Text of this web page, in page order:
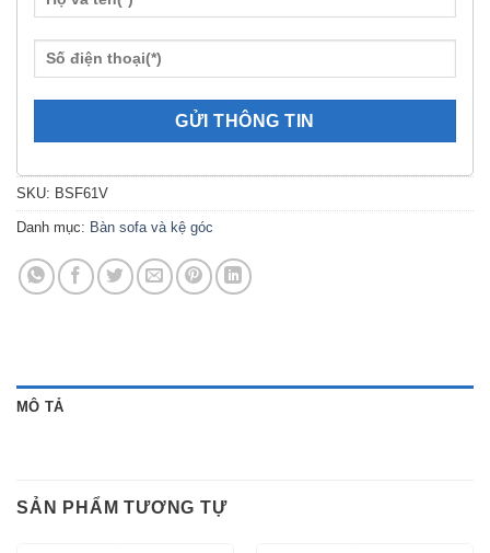
SKU: BSF61V
Danh mục: Bàn sofa và kệ góc
MÔ TẢ
SẢN PHẨM TƯƠNG TỰ